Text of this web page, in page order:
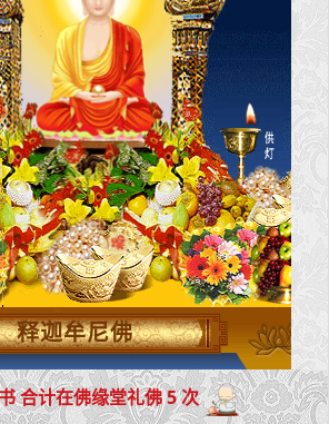
释迦牟尼佛
合计在佛缘堂礼佛 5 次